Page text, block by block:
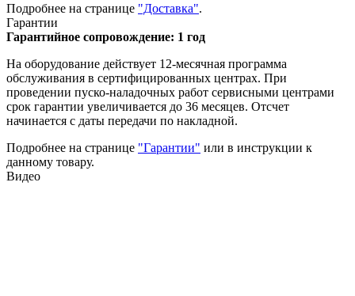
Подробнее на странице "Доставка".
Гарантии
Гарантийное сопровождение: 1 год
На оборудование действует 12-месячная программа
обслуживания в сертифицированных центрах. При
проведении пуско-наладочных работ сервисными центрами
срок гарантии увеличивается до 36 месяцев. Отсчет
начинается с даты передачи по накладной.
Подробнее на странице "Гарантии" или в инструкции к
данному товару.
Видео